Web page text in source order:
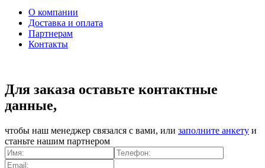
О компании
Доставка и оплата
Партнерам
Контакты
Для заказа оставьте контактные
данные,
чтобы наш менеджер связался с вами, или заполните анкету и
станьте нашим партнером